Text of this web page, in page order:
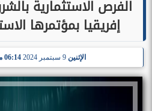
الفرص الاستثمارية
إفريقيا بمؤتمرها
الإثنين 06:14 مـ